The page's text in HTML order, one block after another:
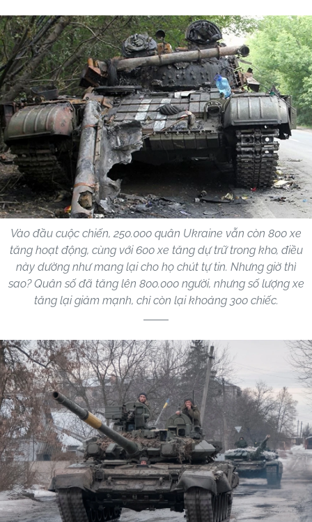
Vào đầu cuộc chiến, 250.000 quân Ukraine vẫn còn 800 xe
tăng hoạt động, cùng với 600 xe tăng dự trữ trong kho, điều
này dường như mang lại cho họ chút tự tin. Nhưng giờ thì
sao? Quân số đã tăng lên 800.000 người, nhưng số lượng xe
tăng lại giảm mạnh, chỉ còn lại khoảng 300 chiếc.